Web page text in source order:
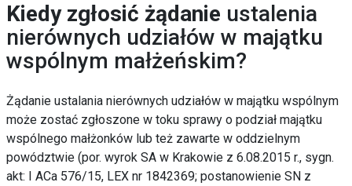
Kiedy zgłosić żądanie ustalenia
nierównych udziałów w majątku
wspólnym małżeńskim?
Żądanie ustalania nierównych udziałów w majątku wspólnym
może zostać zgłoszone w toku sprawy o podział majątku
wspólnego małżonków lub też zawarte w oddzielnym
powództwie (por. wyrok SA w Krakowie z 6.08.2015 r., sygn.
akt: I ACa 576/15, LEX nr 1842369; postanowienie SN z